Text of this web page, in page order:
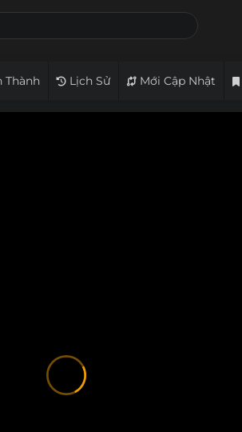
Thành Lịch Sử Mới Cập Nhật